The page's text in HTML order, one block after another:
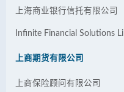
上海商业银行信托有限公司
Infinite Financial Solutions
上商期货有限公司
上商保险顾问有限公司